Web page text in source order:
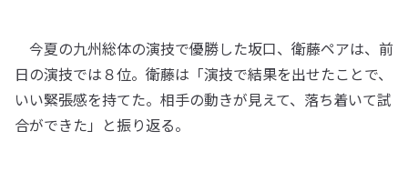
今夏の九州総体の演技で優勝した坂口、衛藤ペアは、前
日の演技では８位。衛藤は「演技で結果を出せたことで、
いい緊張感を持てた。相手の動きが見えて、落ち着いて試
合ができた」と振り返る。